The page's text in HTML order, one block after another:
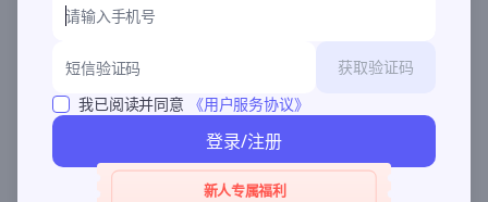
获取验证码
我已阅读并同意
《用户服务协议》
登录/注册
新人专属福利